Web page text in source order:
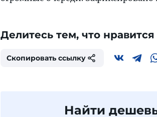
Делитесь тем, что нравится
Скопировать ссылку
Найти